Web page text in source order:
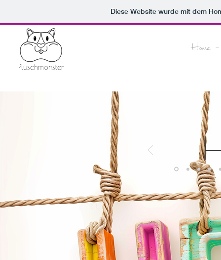
Diese Website wurde mit dem
Home -
Plüschmonster